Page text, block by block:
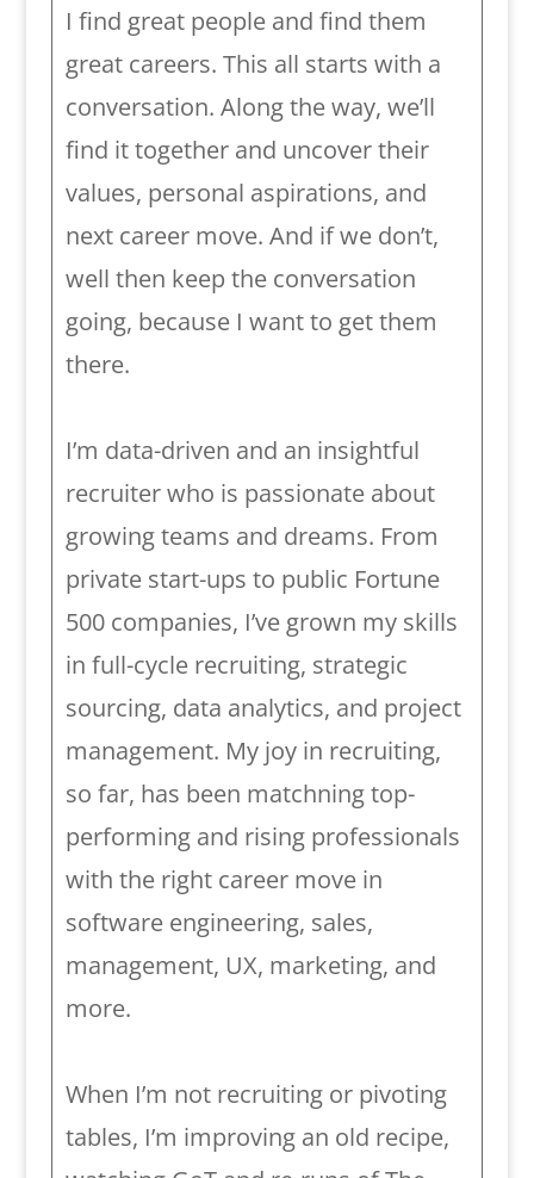
I find great people and find them
great careers. This all starts with a
conversation. Along the way, we’ll
find it together and uncover their
values, personal aspirations, and
next career move. And if we don’t,
well then keep the conversation
going, because I want to get them
there.
I’m data-driven and an insightful
recruiter who is passionate about
growing teams and dreams. From
private start-ups to public Fortune
500 companies, I’ve grown my skills
in full-cycle recruiting, strategic
sourcing, data analytics, and project
management. My joy in recruiting,
so far, has been matchning top-
performing and rising professionals
with the right career move in
software engineering, sales,
management, UX, marketing, and
more.
When I’m not recruiting or pivoting
tables, I’m improving an old recipe,